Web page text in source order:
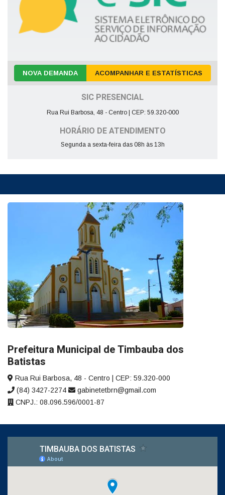
NOVA DEMANDA ACOMPANHAR E ESTATÍSTICAS
SIC PRESENCIAL
Rua Rui Barbosa, 48 - Centro | CEP: 59.320-000
HORÁRIO DE ATENDIMENTO
Segunda a sexta-feira das 08h às 13h
Prefeitura Municipal de Timbauba dos
Batistas
Rua Rui Barbosa, 48 - Centro | CEP: 59.320-000
(84) 3427-2274
gabinetetbrn@gmail.com
CNPJ.: 08.096.596/0001-87